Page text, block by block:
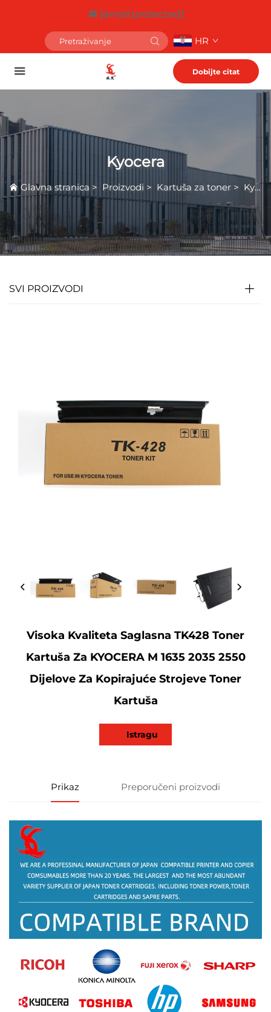
[email protected]
HR
Dobijte citat
Kyocera
Glavna stranica > Proizvodi > Kartuša za toner > Kyocera
SVI PROIZVODI
Visoka Kvaliteta Saglasna TK428 Toner
Kartuša Za KYOCERA M 1635 2035 2550
Dijelove Za Kopirajuće Strojeve Toner
Kartuša
Istragu
Prikaz Preporučeni proizvodi